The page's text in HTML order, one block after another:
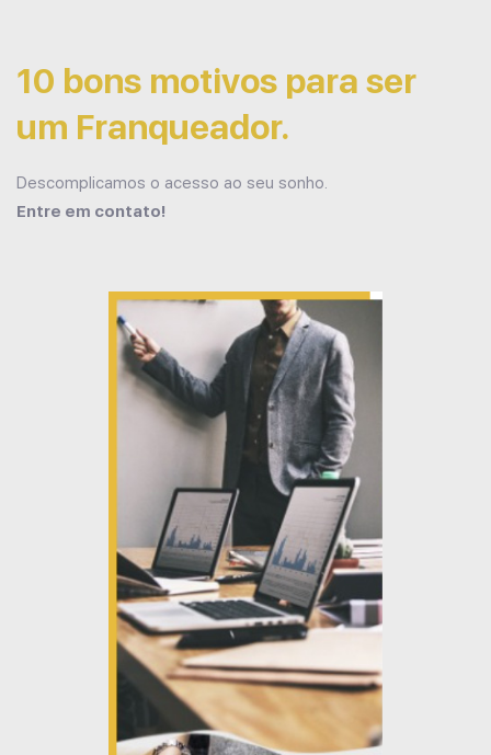
10 bons motivos para ser
um Franqueador.
Descomplicamos o acesso ao seu sonho.
Entre em contato!